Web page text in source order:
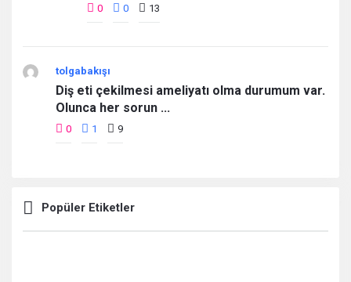
0 0 13
tolgabakışı
Diş eti çekilmesi ameliyatı olma durumum var.
Olunca her sorun ...
0 1 9
Popüler Etiketler